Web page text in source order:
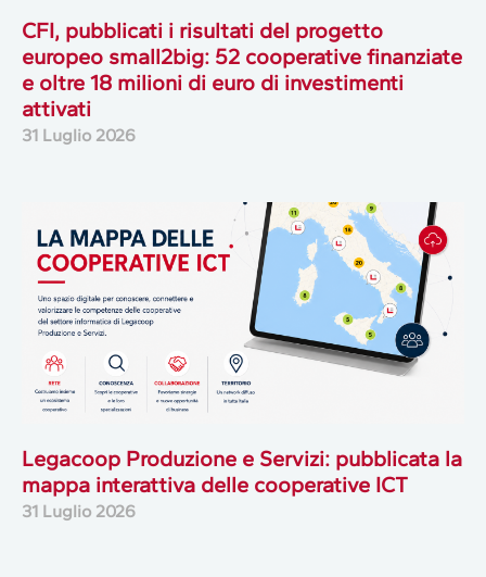
CFI, pubblicati i risultati del progetto
europeo small2big: 52 cooperative finanziate
e oltre 18 milioni di euro di investimenti
attivati
31 Luglio 2026
Legacoop Produzione e Servizi: pubblicata la
mappa interattiva delle cooperative ICT
31 Luglio 2026